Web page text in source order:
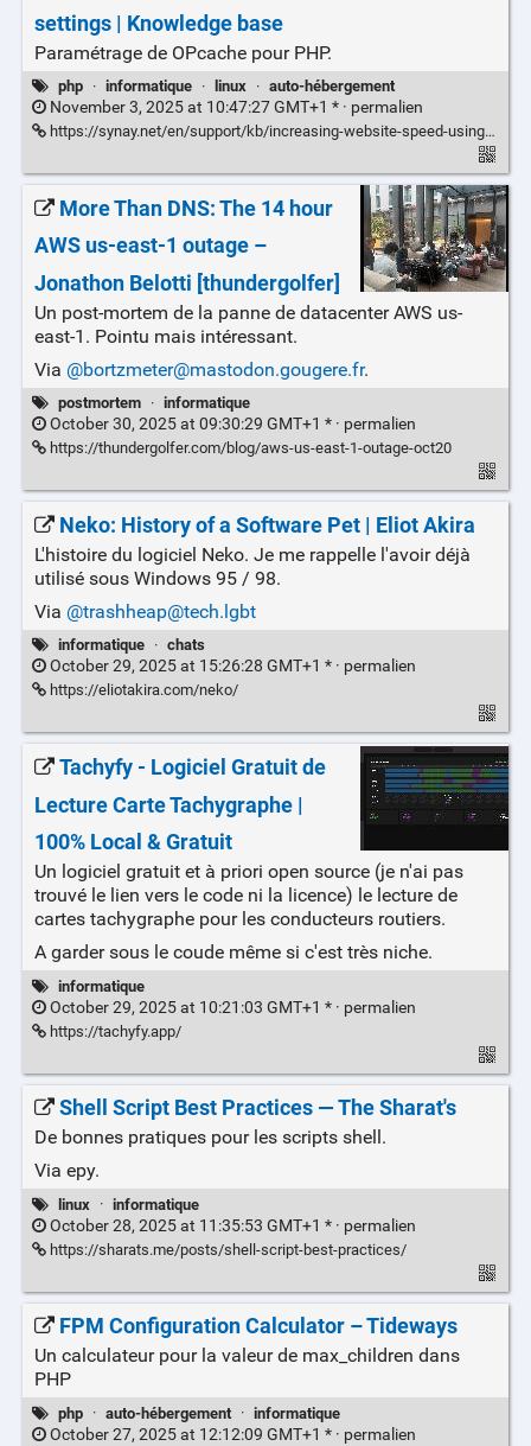
settings | Knowledge base
Paramétrage de OPcache pour PHP.
php · informatique · linux · auto-hébergement
November 3, 2025 at 10:47:27 GMT+1 * · permalien
https://synay.net/en/support/kb/increasing-website-speed-using-php-8-settings
More Than DNS: The 14 hour
AWS us-east-1 outage –
Jonathon Belotti [thundergolfer]
Un post-mortem de la panne de datacenter AWS us-
east-1. Pointu mais intéressant.
Via @bortzmeter@mastodon.gougere.fr.
postmortem · informatique
October 30, 2025 at 09:30:29 GMT+1 * · permalien
https://thundergolfer.com/blog/aws-us-east-1-outage-oct20
Neko: History of a Software Pet | Eliot Akira
L'histoire du logiciel Neko. Je me rappelle l'avoir déjà
utilisé sous Windows 95 / 98.
Via @trashheap@tech.lgbt
informatique · chats
October 29, 2025 at 15:26:28 GMT+1 * · permalien
https://eliotakira.com/neko/
Tachyfy - Logiciel Gratuit de
Lecture Carte Tachygraphe |
100% Local & Gratuit
Un logiciel gratuit et à priori open source (je n'ai pas
trouvé le lien vers le code ni la licence) le lecture de
cartes tachygraphe pour les conducteurs routiers.
A garder sous le coude même si c'est très niche.
informatique
October 29, 2025 at 10:21:03 GMT+1 * · permalien
https://tachyfy.app/
Shell Script Best Practices — The Sharat's
De bonnes pratiques pour les scripts shell.
Via epy.
linux · informatique
October 28, 2025 at 11:35:53 GMT+1 * · permalien
https://sharats.me/posts/shell-script-best-practices/
FPM Configuration Calculator – Tideways
Un calculateur pour la valeur de max_children dans
PHP
php · auto-hébergement · informatique
October 27, 2025 at 12:12:09 GMT+1 * · permalien